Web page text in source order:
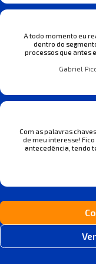
A todo momento eu
dentro do
processos que antes
Gabriel
Com as palavras
de meu interesse!
antecedência, tendo